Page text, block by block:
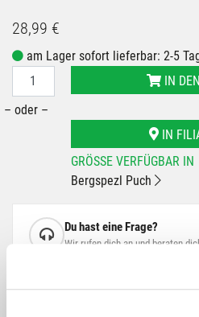
28,99 €
am Lager sofort lieferbar: 2-5
IN
– oder –
IN
GRÖSSE VERFÜGBAR IN
Bergspezl Puch
Du hast eine Frage?
Wir rufen dich an und beraten